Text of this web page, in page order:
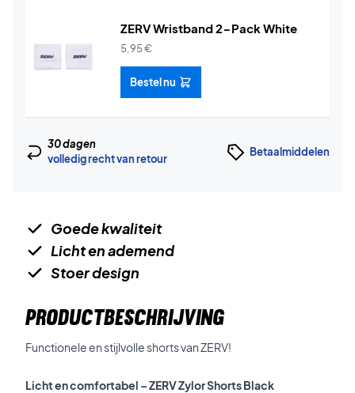
ZERV Wristband 2-Pack White
5,95€
Bestel nu
30 dagen
volledig recht van retour
Betaalmiddelen
Goede kwaliteit
Licht en ademend
Stoer design
PRODUCTBESCHRIJVING
Functionele en stijlvolle shorts van ZERV!
Licht en comfortabel – ZERV Zylor Shorts Black